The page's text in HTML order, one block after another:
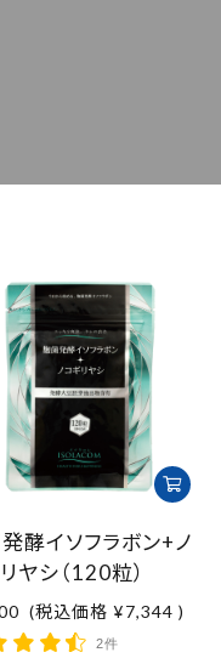
酵イソフラボン+ノ
ヤシ（120粒）
(税込価格 ¥7,344 )
2件